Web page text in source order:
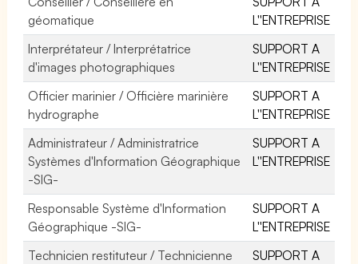
géomatique
L''ENTREPRISE
Interprétateur / Interprétatrice
d'images photographiques
SUPPORT A
L''ENTREPRISE
Officier marinier / Officière marinière
hydrographe
SUPPORT A
L''ENTREPRISE
Administrateur / Administratrice
Systèmes d'Information Géographique
-SIG-
SUPPORT A
L''ENTREPRISE
Responsable Système d'Information
Géographique -SIG-
SUPPORT A
L''ENTREPRISE
Technicien restituteur / Technicienne
SUPPORT A